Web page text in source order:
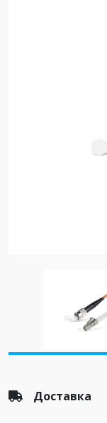
Доставка